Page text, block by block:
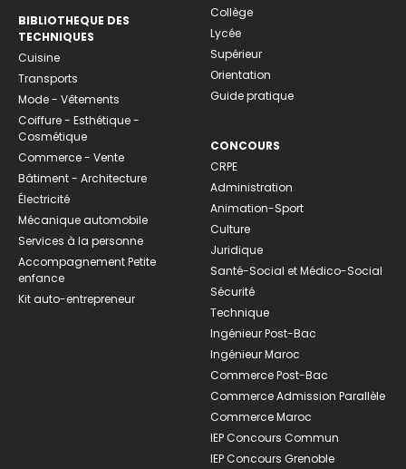
BIBLIOTHEQUE DES
TECHNIQUES
Cuisine
Transports
Mode - Vêtements
Coiffure - Esthétique -
Cosmétique
Commerce - Vente
Bâtiment - Architecture
Électricité
Mécanique automobile
Services à la personne
Accompagnement Petite
enfance
Kit auto-entrepreneur
Collège
Lycée
Supérieur
Orientation
Guide pratique
CONCOURS
CRPE
Administration
Animation-Sport
Culture
Juridique
Santé-Social et Médico-Social
Sécurité
Technique
Ingénieur Post-Bac
Ingénieur Maroc
Commerce Post-Bac
Commerce Admission Parallèle
Commerce Maroc
IEP Concours Commun
IEP Concours Grenoble